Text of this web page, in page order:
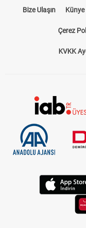
Bize Ulaşın Künye
Çerez
KVKK